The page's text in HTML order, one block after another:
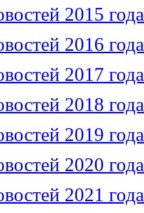
2015 года
2016 года
2017 года
2018 года
2019 года
2020 года
2021 года